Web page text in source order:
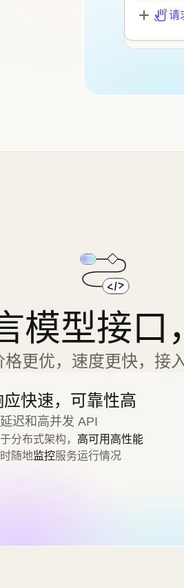
请
模型接口
格更优，速度更快，接
应快速，可靠性高
迟和高并发 API
分布式架构， 高可用高性能
随地监控服务运行情况